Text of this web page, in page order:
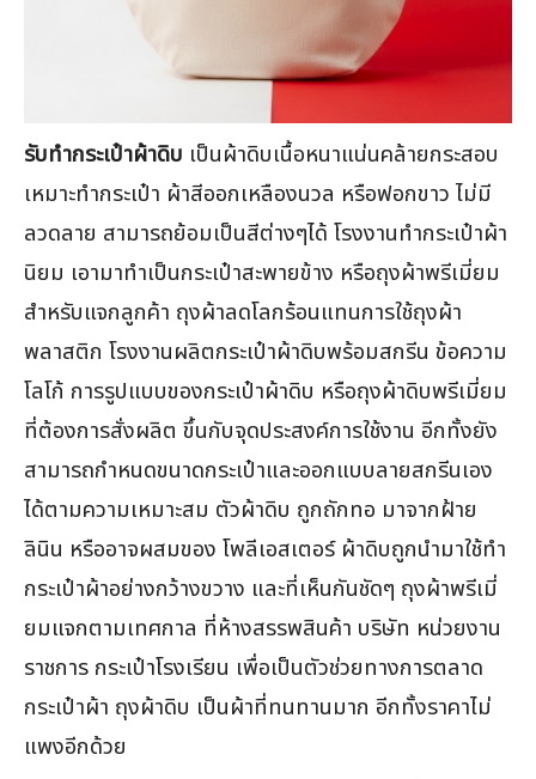
รับทำกระเป๋าผ้าดิบ เป็นผ้าดิบเนื้อหนาแน่นคล้ายกระสอบ
เหมาะทำกระเป๋า ผ้าสีออกเหลืองนวล หรือฟอกขาว ไม่มี
ลวดลาย สามารถย้อมเป็นสีต่างๆได้ โรงงานทำกระเป๋าผ้า
นิยม เอามาทำเป็นกระเป๋าสะพายข้าง หรือถุงผ้าพรีเมี่ยม
สำหรับแจกลูกค้า ถุงผ้าลดโลกร้อนแทนการใช้ถุงผ้า
พลาสติก โรงงานผลิตกระเป๋าผ้าดิบพร้อมสกรีน ข้อความ
โลโก้ การรูปแบบของกระเป๋าผ้าดิบ หรือถุงผ้าดิบพรีเมี่ยม
ที่ต้องการสั่งผลิต ขึ้นกับจุดประสงค์การใช้งาน อีกทั้งยัง
สามารถกำหนดขนาดกระเป๋าและออกแบบลายสกรีนเอง
ได้ตามความเหมาะสม ตัวผ้าดิบ ถูกถักทอ มาจากฝ้าย
ลินิน หรืออาจผสมของ โพลีเอสเตอร์ ผ้าดิบถูกนำมาใช้ทำ
กระเป๋าผ้าอย่างกว้างขวาง และที่เห็นกันชัดๆ ถุงผ้าพรีเมี่
ยมแจกตามเทศกาล ที่ห้างสรรพสินค้า บริษัท หน่วยงาน
ราชการ กระเป๋าโรงเรียน เพื่อเป็นตัวช่วยทางการตลาด
กระเป๋าผ้า ถุงผ้าดิบ เป็นผ้าที่ทนทานมาก อีกทั้งราคาไม่
แพงอีกด้วย